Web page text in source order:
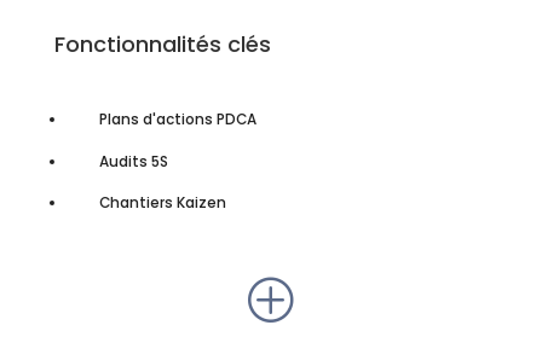
Fonctionnalités clés
Plans d'actions PDCA
Audits 5S
Chantiers Kaizen
P